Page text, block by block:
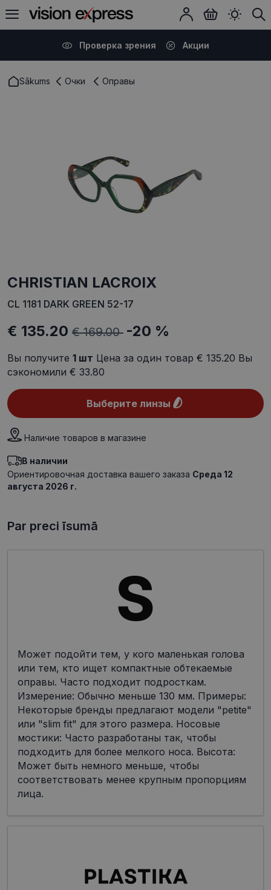
Проверка зрения Акции
Sākums Очки Оправы
CHRISTIAN LACROIX
CL 1181 DARK GREEN 52-17
€ 135.20 € 169.00 -20 %
Вы получите 1 шт Цена за один товар € 135.20 Вы
сэкономили € 33.80
Выберите линзы
Наличие товаров в магазине
В наличии
Ориентировочная доставка вашего заказа Среда 12
августа 2026 г.
Par preci īsumā
Может подойти тем, у кого маленькая голова
или тем, кто ищет компактные обтекаемые
оправы. Часто подходит подросткам.
Измерение: Обычно меньше 130 мм. Примеры:
Некоторые бренды предлагают модели "petite"
или "slim fit" для этого размера. Носовые
мостики: Часто разработаны так, чтобы
подходить для более мелкого носа. Высота:
Может быть немного меньше, чтобы
соответствовать менее крупным пропорциям
лица.